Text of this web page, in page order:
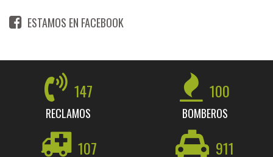
ESTAMOS EN FACEBOOK
147
RECLAMOS
100
BOMBEROS
107 911